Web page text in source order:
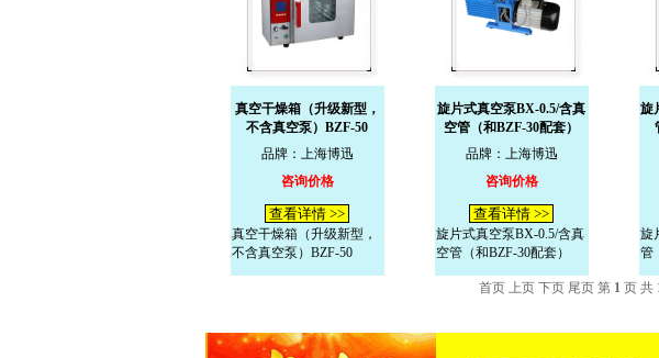
真空干燥箱（升级新型，
不含真空泵）BZF-50
品牌：上海博迅
咨询价格
查看详情 >>
真空干燥箱（升级新型，
不含真空泵）BZF-50
旋片式真空泵BX-0.5/含真
空管（和BZF-30配套）
品牌：上海博迅
咨询价格
查看详情 >>
旋片式真空泵BX-0.5/含真
空管（和BZF-30配套）
旋
旋
管
首页 上页 下页 尾页 第 1 页 共